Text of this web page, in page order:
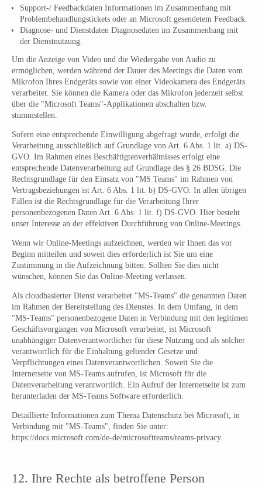
Support-/ Feedbackdaten Informationen im Zusammenhang mit
Problembehandlungstickets oder an Microsoft gesendetem Feedback.
Diagnose- und Dienstdaten Diagnosedaten im Zusammenhang mit
der Dienstnutzung.
Um die Anzeige von Video und die Wiedergabe von Audio zu
ermöglichen, werden während der Dauer des Meetings die Daten vom
Mikrofon Ihres Endgeräts sowie von einer Videokamera des Endgeräts
verarbeitet. Sie können die Kamera oder das Mikrofon jederzeit selbst
über die "Microsoft Teams"-Applikationen abschalten bzw.
stummstellen.
Sofern eine entsprechende Einwilligung abgefragt wurde, erfolgt die
Verarbeitung ausschließlich auf Grundlage von Art. 6 Abs. 1 lit. a) DS-
GVO. Im Rahmen eines Beschäftigtenverhältnisses erfolgt eine
entsprechende Datenverarbeitung auf Grundlage des § 26 BDSG. Die
Rechtsgrundlage für den Einsatz von "MS Teams" im Rahmen von
Vertragsbeziehungen ist Art. 6 Abs. 1 lit. b) DS-GVO. In allen übrigen
Fällen ist die Rechtsgrundlage für die Verarbeitung Ihrer
personenbezogenen Daten Art. 6 Abs. 1 lit. f) DS-GVO. Hier besteht
unser Interesse an der effektiven Durchführung von Online-Meetings.
Wenn wir Online-Meetings aufzeichnen, werden wir Ihnen das vor
Beginn mitteilen und soweit dies erforderlich ist Sie um eine
Zustimmung in die Aufzeichnung bitten. Sollten Sie dies nicht
wünschen, können Sie das Online-Meeting verlassen.
Als cloudbasierter Dienst verarbeitet "MS-Teams" die genannten Daten
im Rahmen der Bereitstellung des Dienstes. In dem Umfang, in dem
"MS-Teams" personenbezogene Daten in Verbindung mit den legitimen
Geschäftsvorgängen von Microsoft verarbeitet, ist Microsoft
unabhängiger Datenverantwortlicher für diese Nutzung und als solcher
verantwortlich für die Einhaltung geltender Gesetze und
Verpflichtungen eines Datenverantwortlichen. Soweit Sie die
Internetseite von MS-Teams aufrufen, ist Microsoft für die
Datenverarbeitung verantwortlich. Ein Aufruf der Internetseite ist zum
herunterladen der MS-Teams Software erforderlich.
Detaillierte Informationen zum Thema Datenschutz bei Microsoft, in
Verbindung mit "MS-Teams", finden Sie unter:
https://docs.microsoft.com/de-de/microsoftteams/teams-privacy.
12. Ihre Rechte als betroffene Person